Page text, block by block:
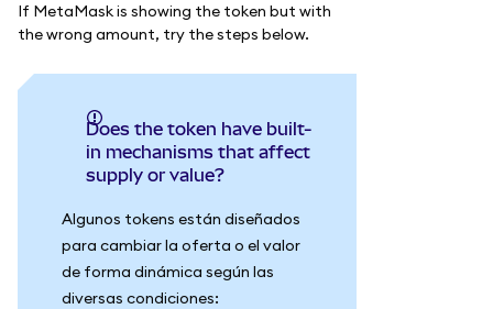
If MetaMask is showing the token but with
the wrong amount, try the steps below.
Does the token have built-
in mechanisms that affect
supply or value?
Algunos tokens están diseñados
para cambiar la oferta o el valor
de forma dinámica según las
diversas condiciones: